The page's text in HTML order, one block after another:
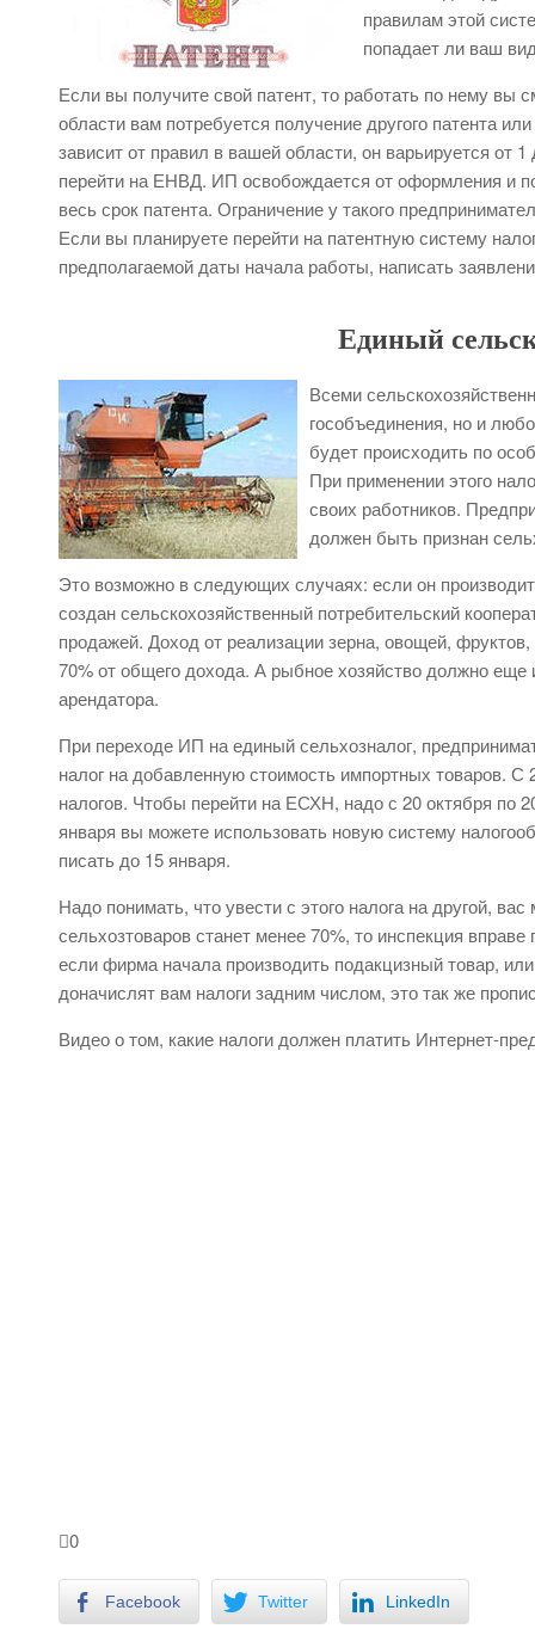
правилам этой
попадает ли ваш
Если вы получите свой патент, то работать по нему вы
области вам потребуется получение другого патента
зависит от правил в вашей области, он варьируется
перейти на ЕНВД. ИП освобождается от оформления и
весь срок патента. Ограничение у такого
Если вы планируете перейти на патентную систему
предполагаемой даты начала работы, написать
Единый
Всеми
гособъединения, но и
будет происходить по
При применении этого
своих работников.
должен быть признан
Это возможно в следующих случаях: если он
создан сельскохозяйственный потребительский
продажей. Доход от реализации зерна, овощей,
70% от общего дохода. А рыбное хозяйство должно
арендатора.
При переходе ИП на единый сельхозналог,
налог на добавленную стоимость импортных товаров.
налогов. Чтобы перейти на ЕСХН, надо с 20 октября по
января вы можете использовать новую систему
писать до 15 января.
Надо понимать, что увести с этого налога на другой,
сельхозтоваров станет менее 70%, то инспекция
если фирма начала производить подакцизный товар,
доначислят вам налоги задним числом, это так же
Видео о том, какие налоги должен платить Интернет-
0
Facebook Twitter LinkedIn